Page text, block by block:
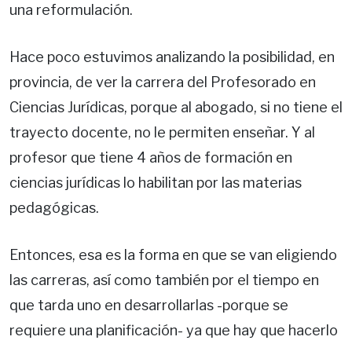
una reformulación.
Hace poco estuvimos analizando la posibilidad, en
provincia, de ver la carrera del Profesorado en
Ciencias Jurídicas, porque al abogado, si no tiene el
trayecto docente, no le permiten enseñar. Y al
profesor que tiene 4 años de formación en
ciencias jurídicas lo habilitan por las materias
pedagógicas.
Entonces, esa es la forma en que se van eligiendo
las carreras, así como también por el tiempo en
que tarda uno en desarrollarlas -porque se
requiere una planificación- ya que hay que hacerlo